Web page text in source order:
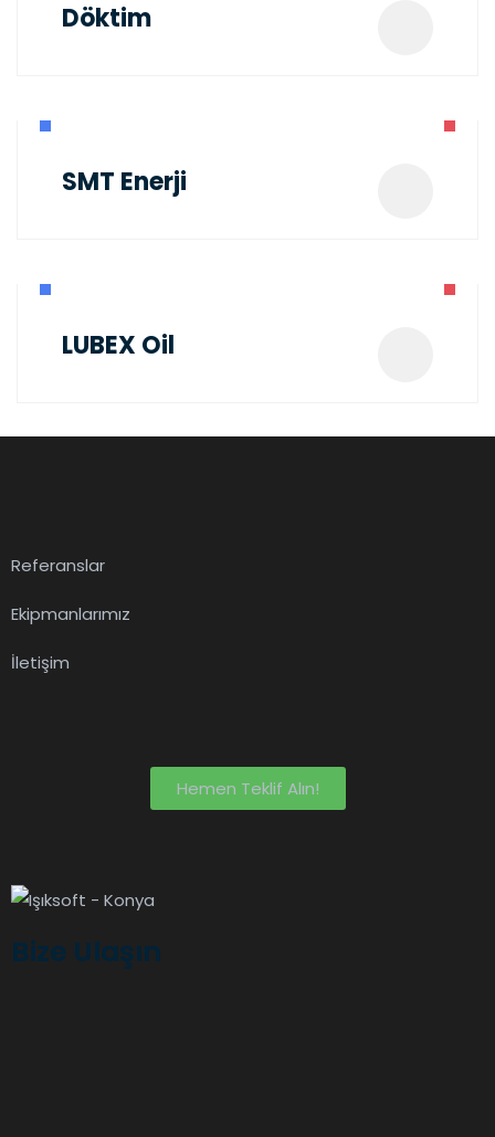
Döktim
SMT Enerji
LUBEX Oil
Referanslar
Ekipmanlarımız
İletişim
Hemen Teklif Alın!
Bize Ulaşın